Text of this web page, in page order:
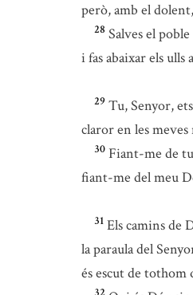
però, amb el dolent,
28 Salves el
i fas abaixar els ulls
29 Tu, Senyor,
claror en les
30 Fiant-me de
fiant-me del meu
31 Els camins de
la paraula del
és escut de tothom